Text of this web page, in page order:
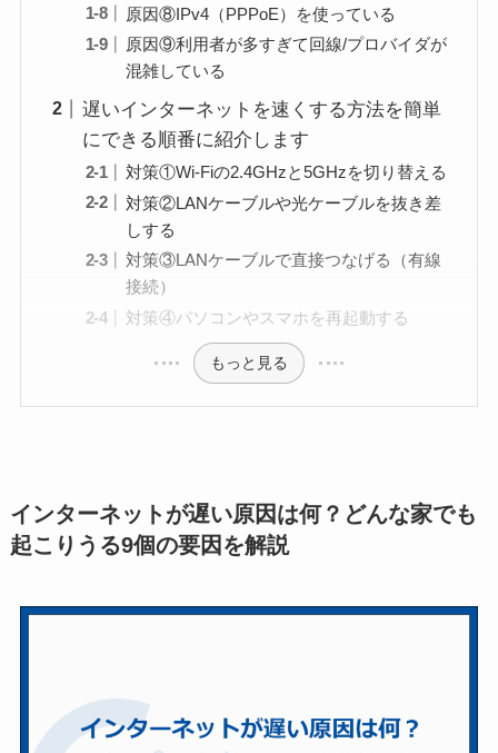
原因⑧IPv4（PPPoE）を使っている
原因⑨利用者が多すぎて回線/プロバイダが
混雑している
遅いインターネットを速くする方法を簡単
にできる順番に紹介します
対策①Wi-Fiの2.4GHzと5GHzを切り替える
対策②LANケーブルや光ケーブルを抜き差
しする
対策③LANケーブルで直接つなげる（有線
接続）
対策④パソコンやスマホを再起動する
もっと見る
インターネットが遅い原因は何？どんな家でも
起こりうる9個の要因を解説